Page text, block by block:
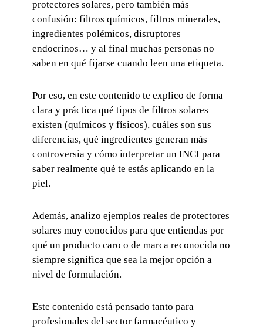
protectores solares, pero también más
confusión: filtros químicos, filtros minerales,
ingredientes polémicos, disruptores
endocrinos… y al final muchas personas no
saben en qué fijarse cuando leen una etiqueta.
Por eso, en este contenido te explico de forma
clara y práctica qué tipos de filtros solares
existen (químicos y físicos), cuáles son sus
diferencias, qué ingredientes generan más
controversia y cómo interpretar un INCI para
saber realmente qué te estás aplicando en la
piel.
Además, analizo ejemplos reales de protectores
solares muy conocidos para que entiendas por
qué un producto caro o de marca reconocida no
siempre significa que sea la mejor opción a
nivel de formulación.
Este contenido está pensado tanto para
profesionales del sector farmacéutico y